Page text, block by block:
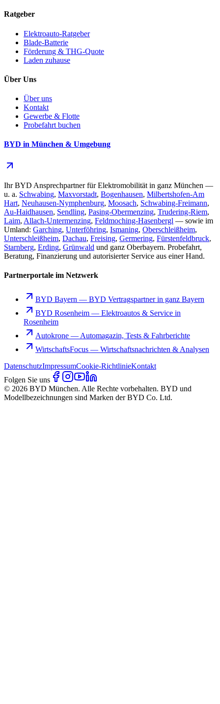
Ratgeber
Elektroauto-Ratgeber
Blade-Batterie
Förderung & THG-Quote
Laden zuhause
Über Uns
Über uns
Kontakt
Gewerbe & Flotte
Probefahrt buchen
BYD in München & Umgebung
Ihr BYD Ansprechpartner für Elektromobilität in ganz München —
u. a. Schwabing, Maxvorstadt, Bogenhausen, Milbertshofen-Am
Hart, Neuhausen-Nymphenburg, Moosach, Schwabing-Freimann,
Au-Haidhausen, Sendling, Pasing-Obermenzing, Trudering-Riem,
Laim, Allach-Untermenzing, Feldmoching-Hasenbergl — sowie im
Umland: Garching, Unterföhring, Ismaning, Oberschleißheim,
Unterschleißheim, Dachau, Freising, Germering, Fürstenfeldbruck,
Starnberg, Erding, Grünwald und ganz Oberbayern. Probefahrt,
Beratung, Finanzierung und autorisierter Service aus einer Hand.
Partnerportale im Netzwerk
BYD Bayern — BYD Vertragspartner in ganz Bayern
BYD Rosenheim — Elektroautos & Service in
Rosenheim
Autokrone — Automagazin, Tests & Fahrberichte
WirtschaftsFocus — Wirtschaftsnachrichten & Analysen
DatenschutzImpressumCookie-RichtlinieKontakt
Folgen Sie uns
© 2026 BYD München. Alle Rechte vorbehalten. BYD und
Modellbezeichnungen sind Marken der BYD Co. Ltd.